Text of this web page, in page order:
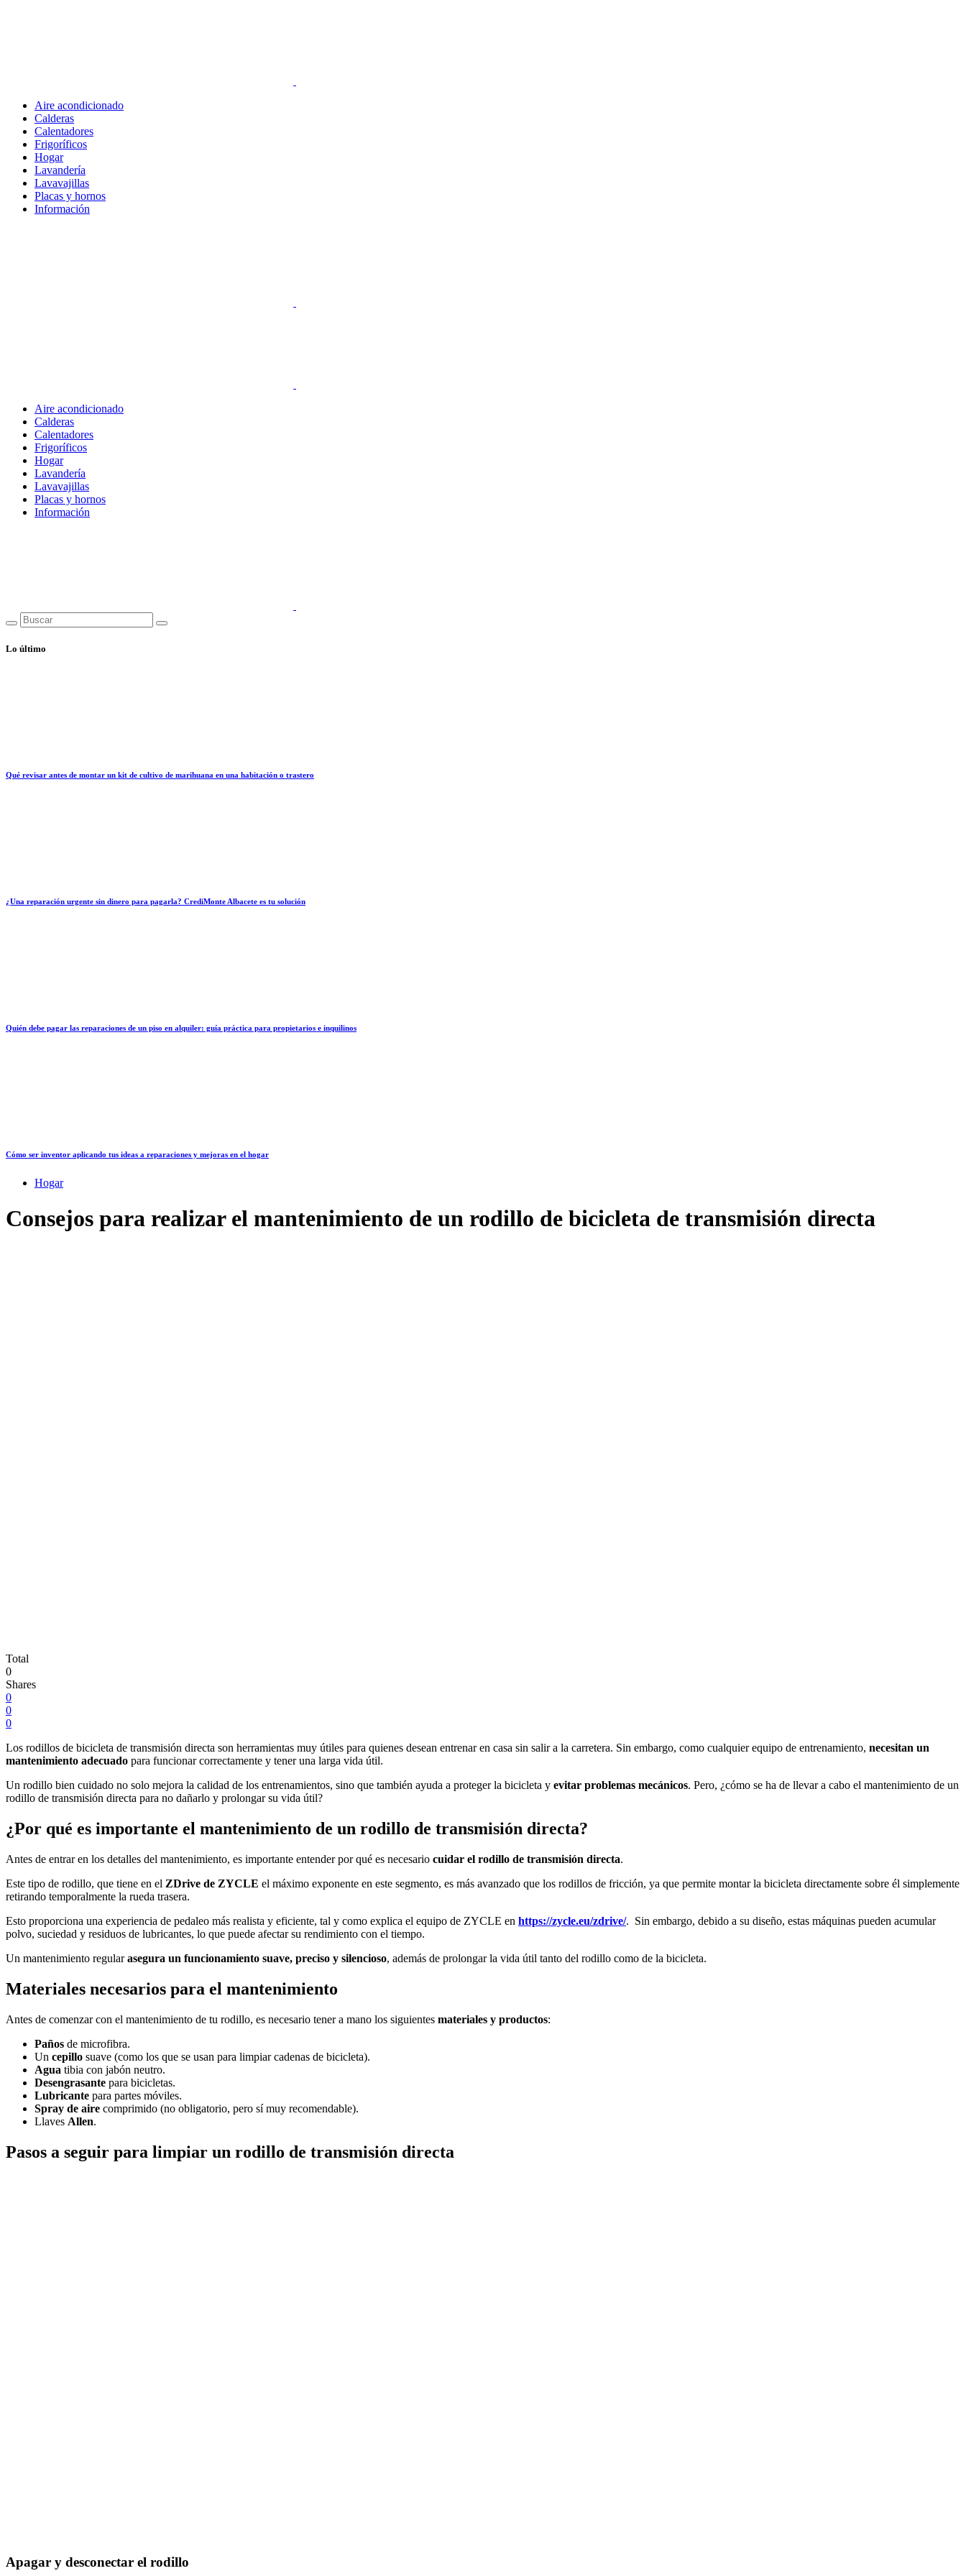
Aire acondicionado
Calderas
Calentadores
Frigoríficos
Hogar
Lavandería
Lavavajillas
Placas y hornos
Información
Aire acondicionado
Calderas
Calentadores
Frigoríficos
Hogar
Lavandería
Lavavajillas
Placas y hornos
Información
Lo último
Qué revisar antes de montar un kit de cultivo de marihuana en una habitación o trastero
¿Una reparación urgente sin dinero para pagarla? CrediMonte Albacete es tu solución
Quién debe pagar las reparaciones de un piso en alquiler: guía práctica para propietarios e inquilinos
Cómo ser inventor aplicando tus ideas a reparaciones y mejoras en el hogar
Hogar
Consejos para realizar el mantenimiento de un rodillo de bicicleta de transmisión directa
Total
0
Shares
0
0
0
Los rodillos de bicicleta de transmisión directa son herramientas muy útiles para quienes desean entrenar en casa sin salir a la carretera. Sin embargo, como cualquier equipo de entrenamiento, necesitan un
mantenimiento adecuado para funcionar correctamente y tener una larga vida útil.
Un rodillo bien cuidado no solo mejora la calidad de los entrenamientos, sino que también ayuda a proteger la bicicleta y evitar problemas mecánicos. Pero, ¿cómo se ha de llevar a cabo el mantenimiento de un
rodillo de transmisión directa para no dañarlo y prolongar su vida útil?
¿Por qué es importante el mantenimiento de un rodillo de transmisión directa?
Antes de entrar en los detalles del mantenimiento, es importante entender por qué es necesario cuidar el rodillo de transmisión directa.
Este tipo de rodillo, que tiene en el ZDrive de ZYCLE el máximo exponente en este segmento, es más avanzado que los rodillos de fricción, ya que permite montar la bicicleta directamente sobre él simplemente
retirando temporalmente la rueda trasera.
Esto proporciona una experiencia de pedaleo más realista y eficiente, tal y como explica el equipo de ZYCLE en https://zycle.eu/zdrive/. Sin embargo, debido a su diseño, estas máquinas pueden acumular
polvo, suciedad y residuos de lubricantes, lo que puede afectar su rendimiento con el tiempo.
Un mantenimiento regularasegura un funcionamiento suave, preciso y silencioso, además de prolongar la vida útil tanto del rodillo como de la bicicleta.
Materiales necesarios para el mantenimiento
Antes de comenzar con el mantenimiento de tu rodillo, es necesario tener a mano los siguientes materiales y productos:
Paños de microfibra.
Un cepillo suave (como los que se usan para limpiar cadenas de bicicleta).
Agua tibia con jabón neutro.
Desengrasante para bicicletas.
Lubricante para partes móviles.
Spray de aire comprimido (no obligatorio, pero sí muy recomendable).
Llaves Allen.
Pasos a seguir para limpiar un rodillo de transmisión directa
Apagar y desconectar el rodillo